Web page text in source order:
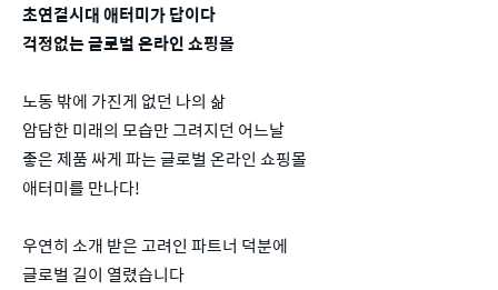
초연결시대 애터미가 답이다
걱정없는 글로벌 온라인 쇼핑몰
노동 밖에 가진게 없던 나의 삶
암담한 미래의 모습만 그려지던 어느날
좋은 제품 싸게 파는 글로벌 온라인 쇼핑몰
애터미를 만나다!
우연히 소개 받은 고려인 파트너 덕분에
글로벌 길이 열렸습니다